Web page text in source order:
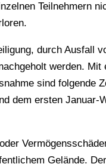
Teilnehmern
durch Ausfall
werden.
sind folgende
dem ersten
Gelände.